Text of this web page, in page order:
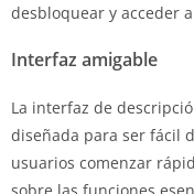
desbloquear y acceder
Interfaz amigable
La interfaz de
diseñada para ser fácil
usuarios comenzar
sobre las funciones